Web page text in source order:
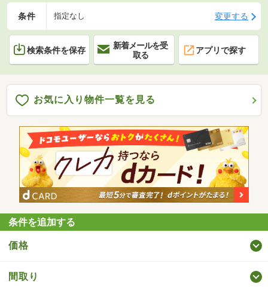
条件 指定なし 変更する
検索条件を保存
新着メールを受
取る
アプリで探す
お気に入り物件一覧を見る
条件を追加する
価格
間取り